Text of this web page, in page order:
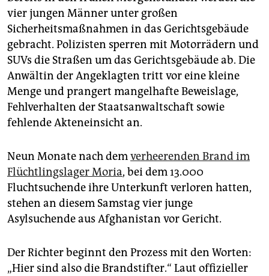
abo
genossenschaft
epaper login
vier jungen Männer unter großen
Sicherheitsmaßnahmen in das Gerichtsgebäude
gebracht. Polizisten sperren mit Motorrädern und
SUVs die Straßen um das Gerichtsgebäude ab. Die
Anwältin der Angeklagten tritt vor eine kleine
Menge und prangert mangelhafte Beweislage,
Fehlverhalten der Staatsanwaltschaft sowie
fehlende Akteneinsicht an.
Neun Monate nach demverheerenden Brand im
Flüchtlingslager Moria, bei dem 13.000
Fluchtsuchende ihre Unterkunft verloren hatten,
stehen an diesem Samstag vier junge
Asylsuchende aus Afghanistan vor Gericht.
Der Richter beginnt den Prozess mit den Worten:
„Hier sind also die Brandstifter.“ Laut offizieller